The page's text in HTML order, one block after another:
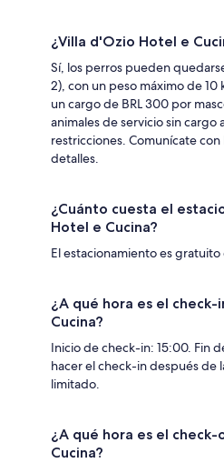
¿Villa d'Ozio Hotel e
Sí, los perros pueden
2), con un peso máximo de
un cargo de BRL 300 por
animales de servicio sin
restricciones. Comunícate
detalles.
¿Cuánto cuesta el
Hotel e Cucina?
El estacionamiento es
¿A qué hora es el
Cucina?
Inicio de check-in: 15:00. Fin
hacer el check-in después de
limitado.
¿A qué hora es el
Cucina?